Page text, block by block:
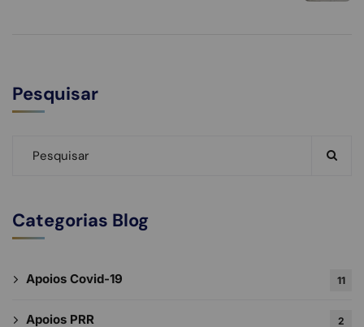
Pesquisar
Categorias Blog
Apoios Covid-19 11
Apoios PRR 2